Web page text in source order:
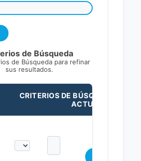
de Búsqueda
de Búsqueda para refinar
sus resultados.
CRITERIOS DE BÚSQUEDA
ACTUALES: